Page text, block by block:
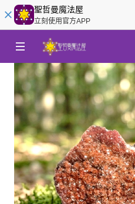
聖哲曼魔法屋
立刻使用官方APP